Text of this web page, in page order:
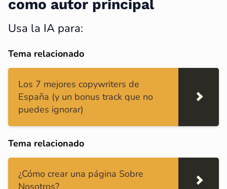
como autor principal
Usa la IA para:
Tema relacionado
Los 7 mejores copywriters de
España (y un bonus track que no
puedes ignorar)
Tema relacionado
¿Cómo crear una página Sobre
Nosotros?